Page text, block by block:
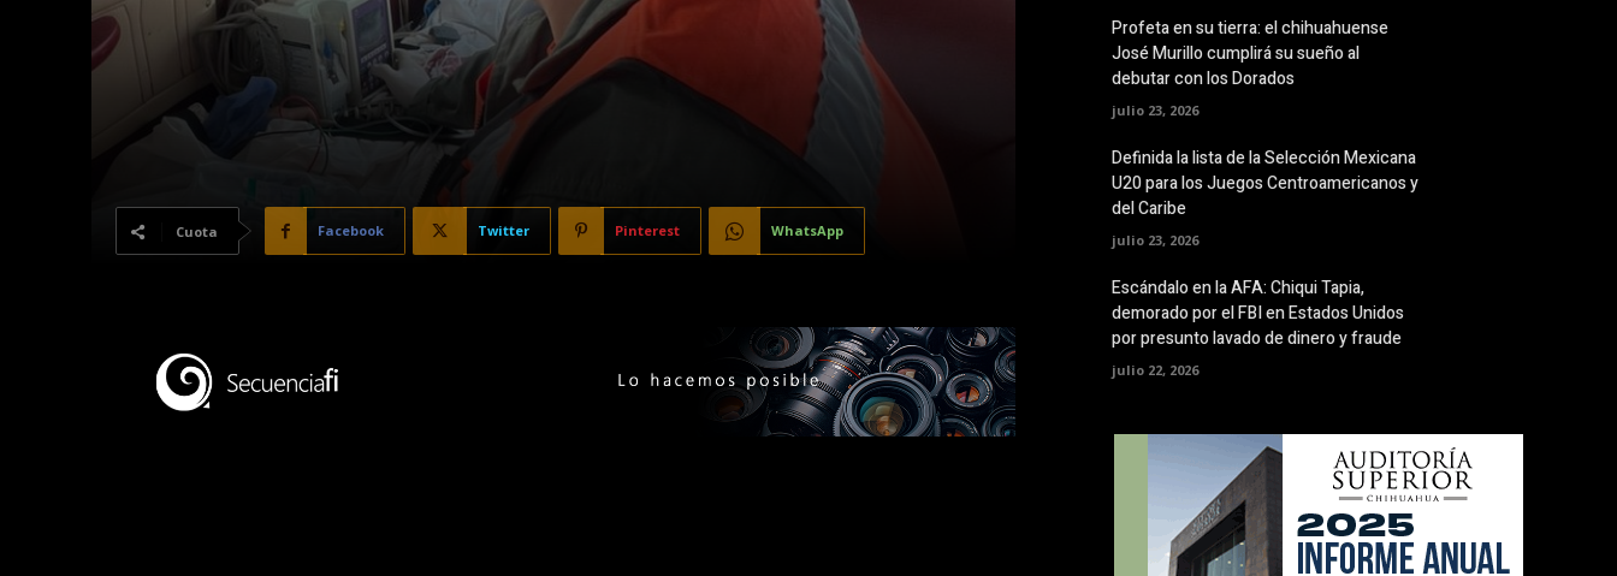
Cuota Facebook Twitter Pinterest WhatsApp
Profeta en su tierra: el chihuahuense
José Murillo cumplirá su sueño al
debutar con los Dorados
julio 23, 2026
Definida la lista de la Selección Mexicana
U20 para los Juegos Centroamericanos y
del Caribe
julio 23, 2026
Escándalo en la AFA: Chiqui Tapia,
demorado por el FBI en Estados Unidos
por presunto lavado de dinero y fraude
julio 22, 2026